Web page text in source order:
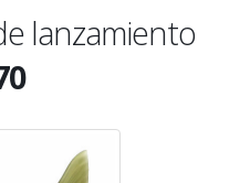
lanzamiento